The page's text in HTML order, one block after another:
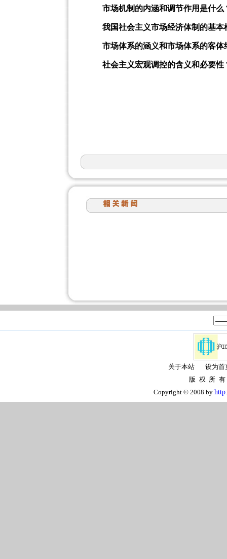
市场机制的内涵和调节作用是什么
我国社会主义市场经济体制的基本
市场体系的涵义和市场体系的客体
社会主义宏观调控的含义和必要性